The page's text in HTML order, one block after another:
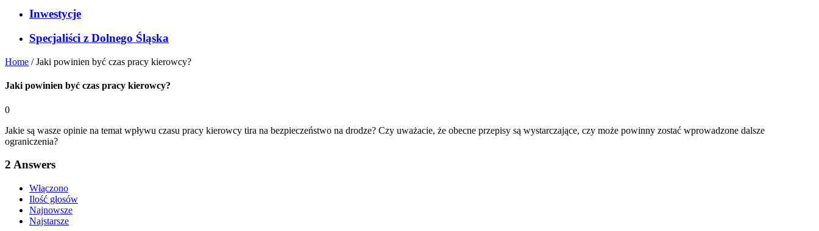
Inwestycje
Specjaliści z Dolnego Śląska
Home /Jaki powinien być czas pracy kierowcy?
Jaki powinien być czas pracy kierowcy?
0
Jakie są wasze opinie na temat wpływu czasu pracy kierowcy tira na bezpieczeństwo na drodze? Czy uważacie, że obecne przepisy są wystarczające, czy może powinny zostać wprowadzone dalsze
ograniczenia?
2 Answers
Włączono
Ilość głosów
Najnowsze
Najstarsze